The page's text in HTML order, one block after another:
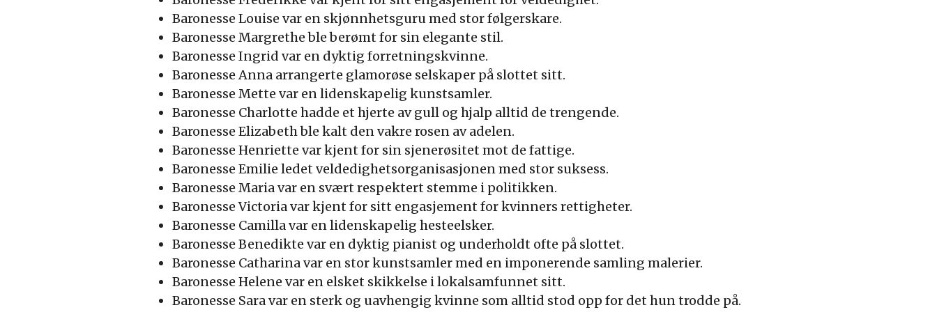
Baronesse Louise var en skjønnhetsguru med stor følgerskare.
Baronesse Margrethe ble berømt for sin elegante stil.
Baronesse Ingrid var en dyktig forretningskvinne.
Baronesse Anna arrangerte glamorøse selskaper på slottet sitt.
Baronesse Mette var en lidenskapelig kunstsamler.
Baronesse Charlotte hadde et hjerte av gull og hjalp alltid de trengende.
Baronesse Elizabeth ble kalt den vakre rosen av adelen.
Baronesse Henriette var kjent for sin sjenerøsitet mot de fattige.
Baronesse Emilie ledet veldedighetsorganisasjonen med stor suksess.
Baronesse Maria var en svært respektert stemme i politikken.
Baronesse Victoria var kjent for sitt engasjement for kvinners rettigheter.
Baronesse Camilla var en lidenskapelig hesteelsker.
Baronesse Benedikte var en dyktig pianist og underholdt ofte på slottet.
Baronesse Catharina var en stor kunstsamler med en imponerende samling malerier.
Baronesse Helene var en elsket skikkelse i lokalsamfunnet sitt.
Baronesse Sara var en sterk og uavhengig kvinne som alltid stod opp for det hun trodde på.